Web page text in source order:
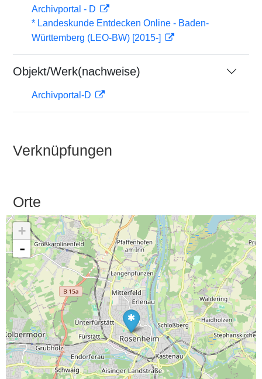
Archivportal - D
* Landeskunde Entdecken Online - Baden-
Württemberg (LEO-BW) [2015-]
Objekt/Werk(nachweise)
Archivportal-D
Verknüpfungen
Orte
+
-